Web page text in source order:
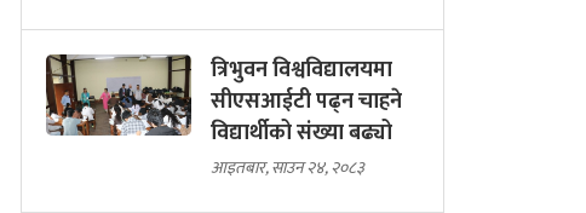
त्रिभुवन विश्वविद्यालयमा
सीएसआईटी पढ्न चाहने
विद्यार्थीको संख्या बढ्यो
आइतबार, साउन २४, २०८३